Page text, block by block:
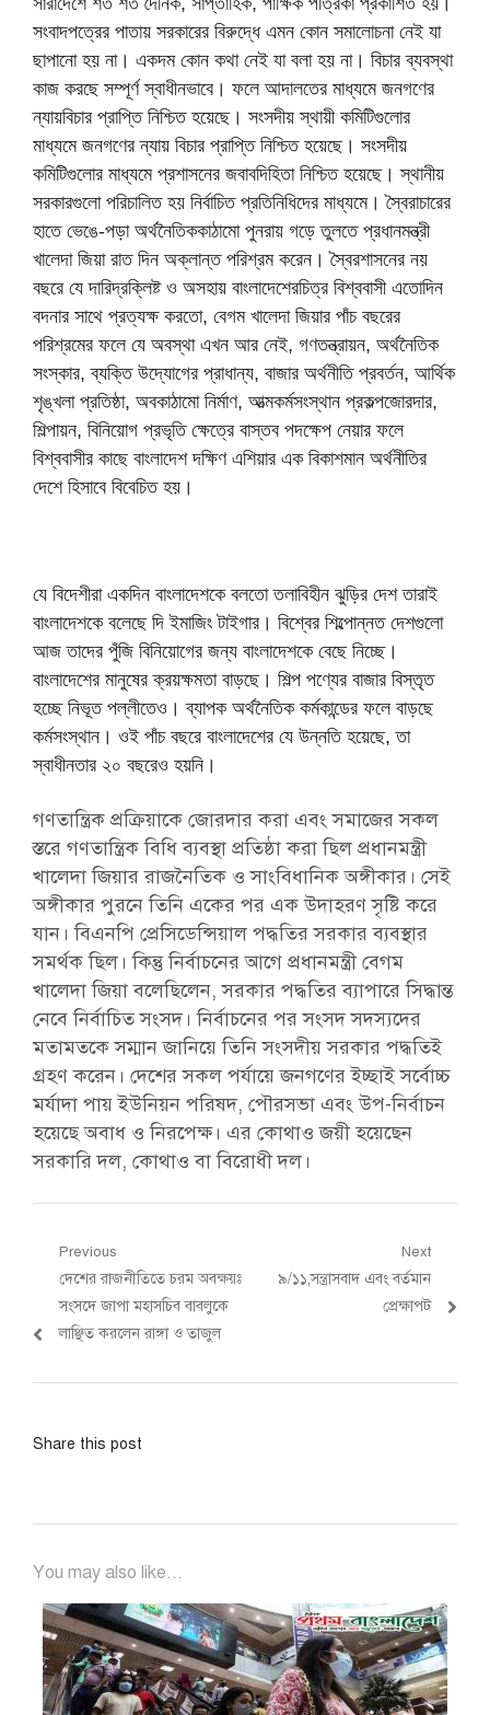
সংবাদপত্রের পাতায় সরকারের বিরুদ্ধে এমন কোন সমালোচনা নেই যা
ছাপানো হয় না। একদম কোন কথা নেই যা বলা হয় না। বিচার ব্যবস্থা
কাজ করছে সম্পূর্ণ স্বাধীনভাবে। ফলে আদালতের মাধ্যমে জনগণের
ন্যায়বিচার প্রাপ্তি নিশ্চিত হয়েছে। সংসদীয় স্থায়ী কমিটিগুলোর
মাধ্যমে জনগণের ন্যায় বিচার প্রাপ্তি নিশ্চিত হয়েছে। সংসদীয়
কমিটিগুলোর মাধ্যমে প্রশাসনের জবাবদিহিতা নিশ্চিত হয়েছে। স্থানীয়
সরকারগুলো পরিচালিত হয় নির্বাচিত প্রতিনিধিদের মাধ্যমে। স্বৈরাচারের
হাতে ভেঙে-পড়া অর্থনৈতিককাঠামো পুনরায় গড়ে তুলতে প্রধানমন্ত্রী
খালেদা জিয়া রাত দিন অক্লান্ত পরিশ্রম করেন। স্বৈরশাসনের নয়
বছরে যে দারিদ্রক্লিষ্ট ও অসহায় বাংলাদেশেরচিত্র বিশ্ববাসী এতোদিন
বদনার সাথে প্রত্যক্ষ করতো, বেগম খালেদা জিয়ার পাঁচ বছরের
পরিশ্রমের ফলে যে অবস্থা এখন আর নেই, গণতন্ত্রায়ন, অর্থনৈতিক
সংস্কার, ব্যক্তি উদ্যোগের প্রাধান্য, বাজার অর্থনীতি প্রবর্তন, আর্থিক
শৃঙ্খলা প্রতিষ্ঠা, অবকাঠামো নির্মাণ, আত্মকর্মসংস্থান প্রকল্পজোরদার,
শিল্পায়ন, বিনিয়োগ প্রভৃতি ক্ষেত্রে বাস্তব পদক্ষেপ নেয়ার ফলে
বিশ্ববাসীর কাছে বাংলাদেশ দক্ষিণ এশিয়ার এক বিকাশমান অর্থনীতির
দেশে হিসাবে বিবেচিত হয়।
যে বিদেশীরা একদিন বাংলাদেশকে বলতো তলাবিহীন ঝুড়ির দেশ তারাই
বাংলাদেশকে বলেছে দি ইমাজিং টাইগার। বিশ্বের শিল্পোন্নত দেশগুলো
আজ তাদের পুঁজি বিনিয়োগের জন্য বাংলাদেশকে বেছে নিচ্ছে।
বাংলাদেশের মানুষের ক্রয়ক্ষমতা বাড়ছে। শিল্প পণ্যের বাজার বিস্তৃত
হচ্ছে নিভূত পল্লীতেও। ব্যাপক অর্থনৈতিক কর্মকান্ডের ফলে বাড়ছে
কর্মসংস্থান। ওই পাঁচ বছরে বাংলাদেশের যে উন্নতি হয়েছে, তা
স্বাধীনতার ২০ বছরেও হয়নি।
গণতান্ত্রিক প্রক্রিয়াকে জোরদার করা এবং সমাজের সকল
স্তরে গণতান্ত্রিক বিধি ব্যবস্থা প্রতিষ্ঠা করা ছিল প্রধানমন্ত্রী
খালেদা জিয়ার রাজনৈতিক ও সাংবিধানিক অঙ্গীকার। সেই
অঙ্গীকার পুরনে তিনি একের পর এক উদাহরণ সৃষ্টি করে
যান। বিএনপি প্রেসিডেন্সিয়াল পদ্ধতির সরকার ব্যবস্থার
সমর্থক ছিল। কিন্তু নির্বাচনের আগে প্রধানমন্ত্রী বেগম
খালেদা জিয়া বলেছিলেন, সরকার পদ্ধতির ব্যাপারে সিদ্ধান্ত
নেবে নির্বাচিত সংসদ। নির্বাচনের পর সংসদ সদস্যদের
মতামতকে সম্মান জানিয়ে তিনি সংসদীয় সরকার পদ্ধতিই
গ্রহণ করেন। দেশের সকল পর্যায়ে জনগণের ইচ্ছাই সর্বোচ্চ
মর্যাদা পায় ইউনিয়ন পরিষদ, পৌরসভা এবং উপ-নির্বাচন
হয়েছে অবাধ ও নিরপেক্ষ। এর কোথাও জয়ী হয়েছেন
সরকারি দল, কোথাও বা বিরোধী দল।
Post
navigation
Previous
Previous
post:
দেশের রাজনীতিতে চরম অবক্ষয়ঃ
সংসদে জাপা মহাসচিব বাবলুকে
লাঞ্ছিত করলেন রাঙ্গা ও তাজুল
Next
Next
৯/১১,সন্ত্রাসবাদ এবং বর্তমান
প্রেক্ষাপট
Share this post
You may also like...